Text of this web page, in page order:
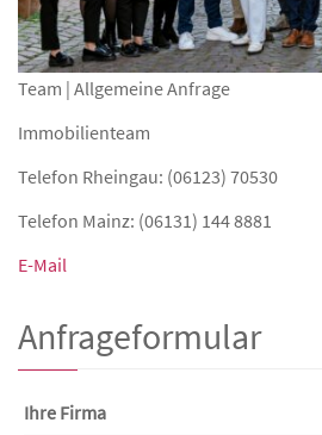
Team | Allgemeine Anfrage
Immobilienteam
Telefon Rheingau: (06123) 70530
Telefon Mainz: (06131) 144 8881
E-Mail
Anfrageformular
Ihre Firma